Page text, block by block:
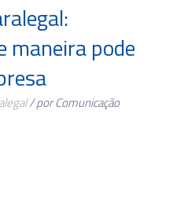
maneira pode
/ por Comunicação